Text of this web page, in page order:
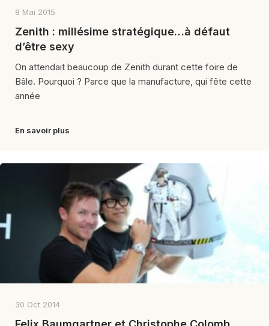
8 Mai 2015
Zenith : millésime stratégique…à défaut
d’être sexy
On attendait beaucoup de Zenith durant cette foire de
Bâle. Pourquoi ? Parce que la manufacture, qui fête cette
année
En savoir plus
30 Oct 2014